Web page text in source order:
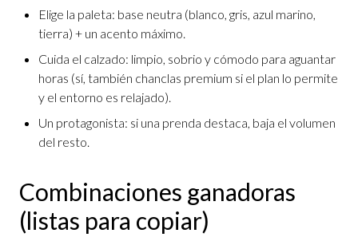
Elige la paleta: base neutra (blanco, gris, azul marino,
tierra) + un acento máximo.
Cuida el calzado: limpio, sobrio y cómodo para aguantar
horas (sí, también chanclas premium si el plan lo permite
y el entorno es relajado).
Un protagonista: si una prenda destaca, baja el volumen
del resto.
Combinaciones ganadoras
(listas para copiar)